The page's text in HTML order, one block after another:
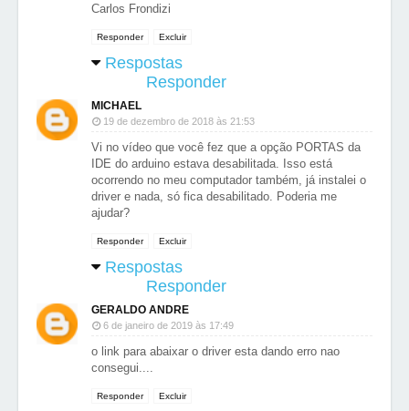
Carlos Frondizi
Responder Excluir
Respostas
Responder
MICHAEL
19 de dezembro de 2018 às 21:53
Vi no vídeo que você fez que a opção PORTAS da
IDE do arduino estava desabilitada. Isso está
ocorrendo no meu computador também, já instalei o
driver e nada, só fica desabilitado. Poderia me
ajudar?
Responder Excluir
Respostas
Responder
GERALDO ANDRE
6 de janeiro de 2019 às 17:49
o link para abaixar o driver esta dando erro nao
consegui....
Responder Excluir